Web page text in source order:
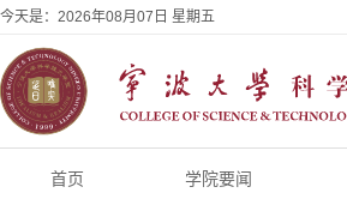
今天是： 2026年08月07日 星期五
首页 学院要闻